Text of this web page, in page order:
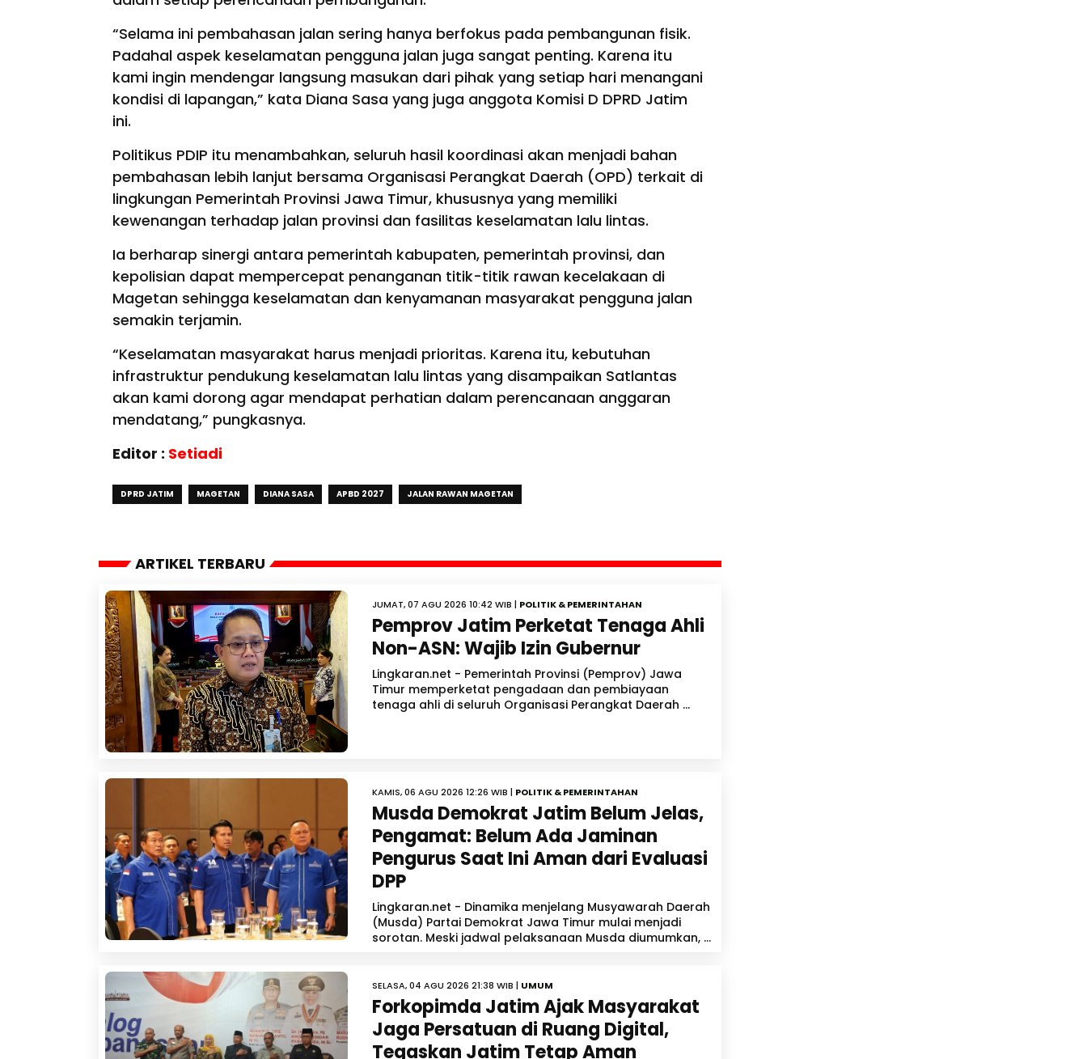
“Selama ini pembahasan jalan sering hanya berfokus pada pembangunan fisik.
Padahal aspek keselamatan pengguna jalan juga sangat penting. Karena itu
kami ingin mendengar langsung masukan dari pihak yang setiap hari menangani
kondisi di lapangan,” kata Diana Sasa yang juga anggota Komisi D DPRD Jatim
ini.
Politikus PDIP itu menambahkan, seluruh hasil koordinasi akan menjadi bahan
pembahasan lebih lanjut bersama Organisasi Perangkat Daerah (OPD) terkait di
lingkungan Pemerintah Provinsi Jawa Timur, khususnya yang memiliki
kewenangan terhadap jalan provinsi dan fasilitas keselamatan lalu lintas.
Ia berharap sinergi antara pemerintah kabupaten, pemerintah provinsi, dan
kepolisian dapat mempercepat penanganan titik-titik rawan kecelakaan di
Magetan sehingga keselamatan dan kenyamanan masyarakat pengguna jalan
semakin terjamin.
“Keselamatan masyarakat harus menjadi prioritas. Karena itu, kebutuhan
infrastruktur pendukung keselamatan lalu lintas yang disampaikan Satlantas
akan kami dorong agar mendapat perhatian dalam perencanaan anggaran
mendatang,” pungkasnya.
Editor : Setiadi
DPRD JATIM MAGETAN DIANA SASA APBD 2027 JALAN RAWAN MAGETAN
ARTIKEL TERBARU
JUMAT, 07 AGU 2026 10:42 WIB | POLITIK & PEMERINTAHAN
Pemprov Jatim Perketat Tenaga Ahli
Non-ASN: Wajib Izin Gubernur
Lingkaran.net - Pemerintah Provinsi (Pemprov) Jawa
Timur memperketat pengadaan dan pembiayaan
tenaga ahli di seluruh Organisasi Perangkat Daerah ...
KAMIS, 06 AGU 2026 12:26 WIB | POLITIK & PEMERINTAHAN
Musda Demokrat Jatim Belum Jelas,
Pengamat: Belum Ada Jaminan
Pengurus Saat Ini Aman dari Evaluasi
DPP
Lingkaran.net - Dinamika menjelang Musyawarah Daerah
(Musda) Partai Demokrat Jawa Timur mulai menjadi
sorotan. Meski jadwal pelaksanaan Musda diumumkan, ...
SELASA, 04 AGU 2026 21:38 WIB | UMUM
Forkopimda Jatim Ajak Masyarakat
Jaga Persatuan di Ruang Digital,
Tegaskan Jatim Tetap Aman